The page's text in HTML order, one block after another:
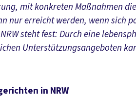
mit konkreten Maßnahmen
nur erreicht werden, wenn sich
steht fest: Durch eine
Unterstützungsangeboten
in NRW